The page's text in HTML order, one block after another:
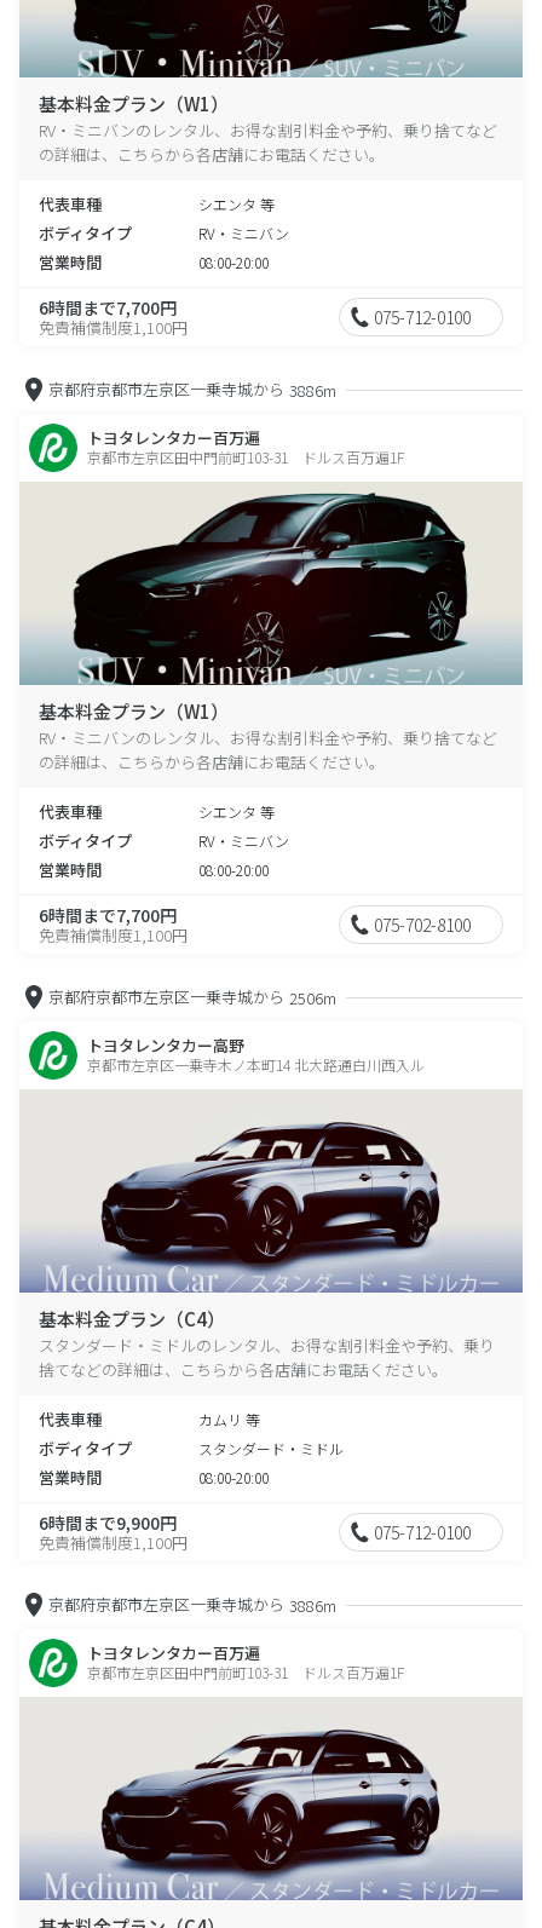
基本料金プラン（W1）
RV・ミニバンのレンタル、お得な割引料金や予約、乗り捨てなど
の詳細は、こちらから各店舗にお電話ください。
代表車種 シエンタ 等
ボディタイプ RV・ミニバン
営業時間 08:00-20:00
6時間まで7,700円
免責補償制度1,100円 075-712-0100
京都府京都市左京区一乗寺城から 3886m
トヨタレンタカー百万遍
京都市左京区田中門前町103-31 ドルス百万遍1F
基本料金プラン（W1）
RV・ミニバンのレンタル、お得な割引料金や予約、乗り捨てなど
の詳細は、こちらから各店舗にお電話ください。
代表車種 シエンタ 等
ボディタイプ RV・ミニバン
営業時間 08:00-20:00
6時間まで7,700円
免責補償制度1,100円 075-702-8100
京都府京都市左京区一乗寺城から 2506m
トヨタレンタカー高野
京都市左京区一乗寺木ノ本町14 北大路通白川西入ル
基本料金プラン（C4）
スタンダード・ミドルのレンタル、お得な割引料金や予約、乗り
捨てなどの詳細は、こちらから各店舗にお電話ください。
代表車種 カムリ 等
ボディタイプ スタンダード・ミドル
営業時間 08:00-20:00
6時間まで9,900円
免責補償制度1,100円 075-712-0100
京都府京都市左京区一乗寺城から 3886m
トヨタレンタカー百万遍
京都市左京区田中門前町103-31 ドルス百万遍1F